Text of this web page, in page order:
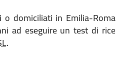
domiciliati in Emilia-
ad eseguire un test di
.